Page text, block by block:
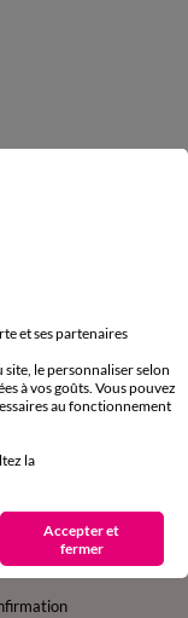
et ses partenaires
le personnaliser selon
à vos goûts. Vous pouvez
au fonctionnement
la
Accepter et
fermer